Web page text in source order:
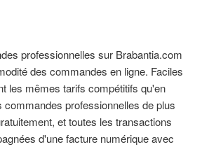
professionnelles sur Brabantia.com
des commandes en ligne. Faciles
les mêmes tarifs compétitifs qu'en
commandes professionnelles de plus
et toutes les transactions
d'une facture numérique avec